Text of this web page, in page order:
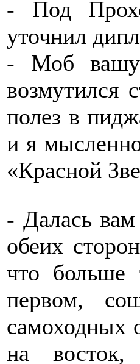
- Под
уточнил
- Моб вашу
возмутился
полез в
и я
«Красной
- Далась
обеих
что
первом,
самоходных
на